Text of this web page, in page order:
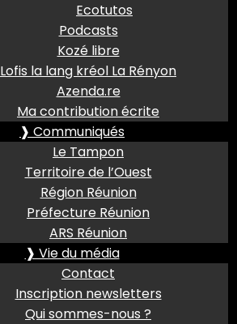
Ecotutos
Podcasts
Kozé libre
Lofis la lang kréol La Rényon
Azenda.re
Ma contribution écrite
❱ Communiqués
Le Tampon
Territoire de l’Ouest
Région Réunion
Préfecture Réunion
ARS Réunion
❱ Vie du média
Contact
Inscription newsletters
Qui sommes-nous ?